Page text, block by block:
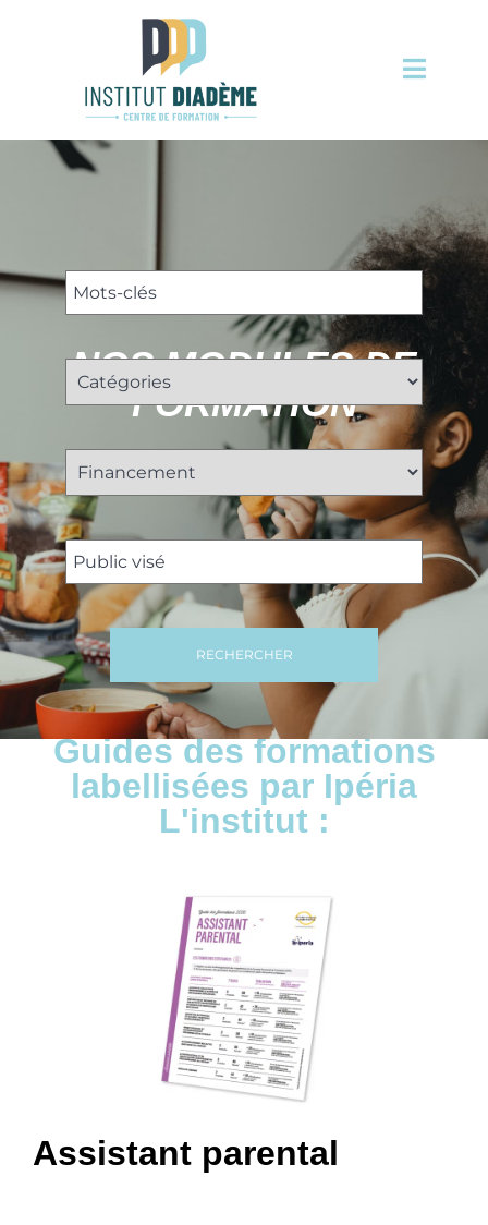
NOS MODULES DE
FORMATION
RECHERCHER
Guides des formations
labellisées par Ipéria
L'institut :
Assistant parental